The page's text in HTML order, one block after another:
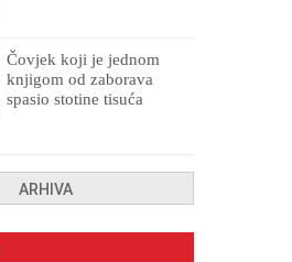
Čovjek koji je jednom
knjigom od zaborava
spasio stotine tisuća
ARHIVA